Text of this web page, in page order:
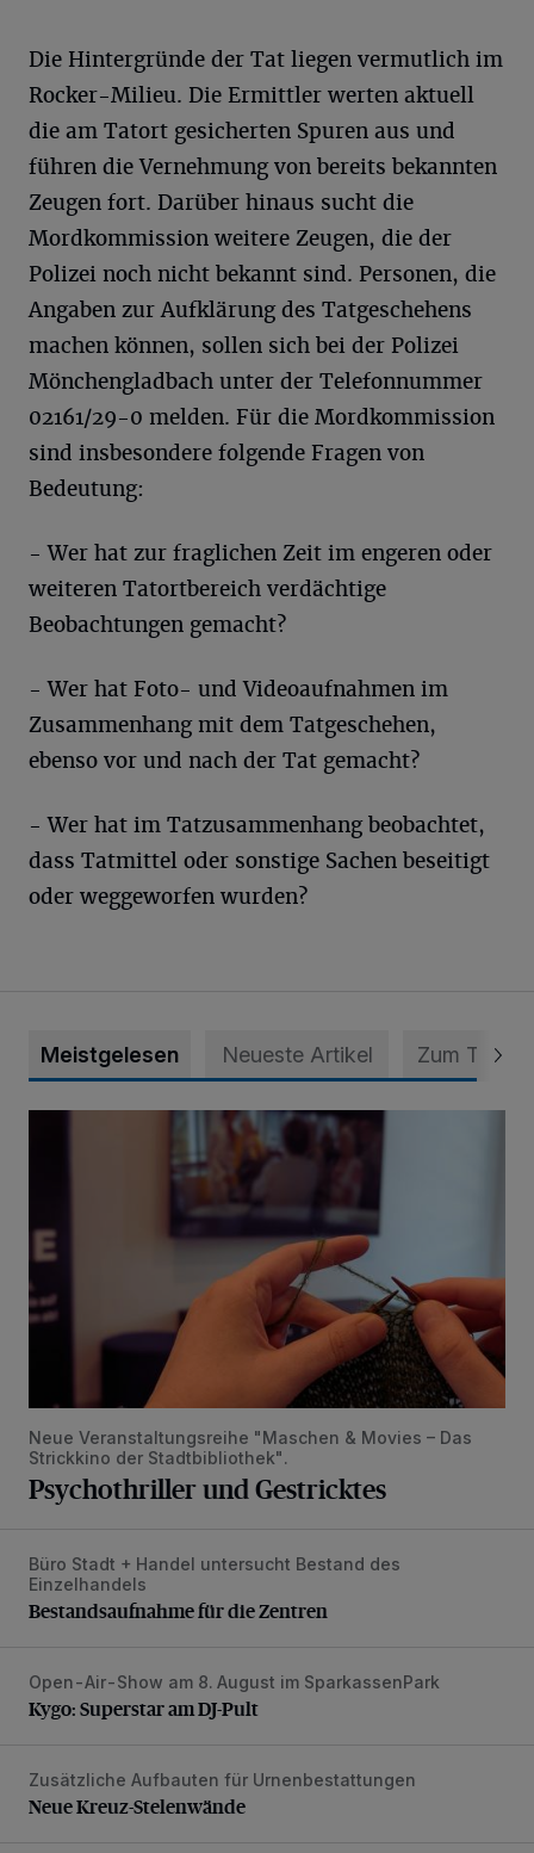
Die Hintergründe der Tat liegen vermutlich im
Rocker-Milieu. Die Ermittler werten aktuell
die am Tatort gesicherten Spuren aus und
führen die Vernehmung von bereits bekannten
Zeugen fort. Darüber hinaus sucht die
Mordkommission weitere Zeugen, die der
Polizei noch nicht bekannt sind. Personen, die
Angaben zur Aufklärung des Tatgeschehens
machen können, sollen sich bei der Polizei
Mönchengladbach unter der Telefonnummer
02161/29-0 melden. Für die Mordkommission
sind insbesondere folgende Fragen von
Bedeutung:
- Wer hat zur fraglichen Zeit im engeren oder
weiteren Tatortbereich verdächtige
Beobachtungen gemacht?
- Wer hat Foto- und Videoaufnahmen im
Zusammenhang mit dem Tatgeschehen,
ebenso vor und nach der Tat gemacht?
- Wer hat im Tatzusammenhang beobachtet,
dass Tatmittel oder sonstige Sachen beseitigt
oder weggeworfen wurden?
Meistgelesen Neueste Artikel Zum Thema
Psychothriller und Gestricktes
Neue Veranstaltungsreihe "Maschen & Movies – Das
Strickkino der Stadtbibliothek".
Psychothriller und Gestricktes
Bestandsaufnahme für die Zentren
Büro Stadt + Handel untersucht Bestand des
Einzelhandels
Bestandsaufnahme für die Zentren
Kygo: Superstar am DJ-Pult
Open-Air-Show am 8. August im SparkassenPark
Kygo: Superstar am DJ-Pult
Neue Kreuz-Stelenwände
Zusätzliche Aufbauten für Urnenbestattungen
Neue Kreuz-Stelenwände